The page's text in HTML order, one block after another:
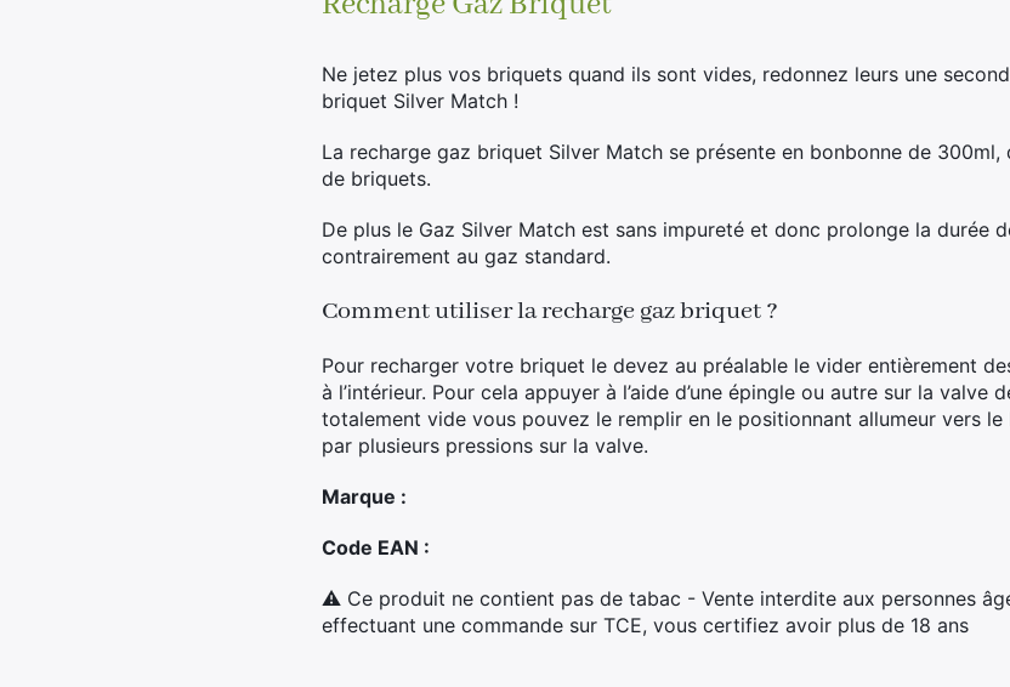
Ne jetez plus vos briquets quand ils sont vides, redonnez leurs une
briquet Silver Match !
La recharge gaz briquet Silver Match se présente en bonbonne de
de briquets.
De plus le Gaz Silver Match est sans impureté et donc prolonge la durée
contrairement au gaz standard.
Comment utiliser la recharge gaz briquet ?
Pour recharger votre briquet le devez au préalable le vider entièrement
à l’intérieur. Pour cela appuyer à l’aide d’une épingle ou autre sur la valve
totalement vide vous pouvez le remplir en le positionnant allumeur vers
par plusieurs pressions sur la valve.
Marque :
Code EAN :
⚠ Ce produit ne contient pas de tabac - Vente interdite aux personnes
effectuant une commande sur TCE, vous certifiez avoir plus de 18 ans